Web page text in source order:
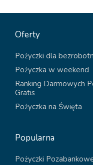
Oferty
Pożyczki dla
Pożyczka w weekend
Ranking Darmowych
Gratis
Pożyczka na Święta
Popularna
Pożyczki